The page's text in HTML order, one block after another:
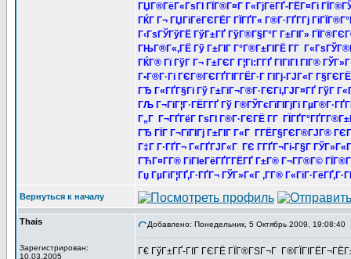
ГЏГ®ГёГ«ГѕГІ ГЇГ®Г¤Г Г«ГјГёГҐ-ГЁГ¤Гі
ГЌГ Г¬ ГЏГіГёГЄГЁГ­ ГЇГҐГ« Г®Г·ГҐГ­Гј
Г‹ГѕГЎГўГЁ ГўГ±ГҐ ГўГ®Г§Г°Г Г±ГІГ»
ГЊГ®Г«,ГЁ Гў Г±ГІГ Г°Г®Г±ГІГЁ Г­Г
ГЌГ® Гї ГўГ Г¬ Г±ГЄГ Г¦Гі:Г­ГҐ ГІГіГІ ГІГ®
Г•Г®Г·Гі ГЄГ®ГЄГҐГІГ­ГЁГ·Г ГІГј-ГЈГ«Г
ГЂ Г«ГҐГ§Гі Гў Г±ГіГ¬Г®Г·ГЄГі,ГЈГ¤ГҐ ГўГ
ГЉ Г¬ГіГ¦Г·ГЁГ­ГҐ Гў Г®ГЎГєГїГІГјГї
Г„Г Г¬ГҐГёГ ГѕГІ Г®Г·ГЄГЁ Г­Г
ГЂ ГЇГ Г¬ГїГІГј Г±ГІГ Г«Г Г­ГЁГ§ГЄГ®ГЈГ®
Г‡Г Г·ГҐГ¬ Г«ГҐГЈГ«Г ГЄ Г­ГҐГ¬Гі-Г§Г
ГЋГ¤Г­Г® ГіГІeГёГҐГ­ГЁГҐ Г±Г® Г¬Г­Г®Г©
Гџ ГµГіГ¦ГҐ,Г·ГҐГ¬ ГЎГ»Г«Г ,Г­Г®
Вернуться к началу
Thais
Зарегистрирован:
10.03.2005
Добавлено: Понедельник, 5 Октябрь 2009, 19:08:40
Г€ ГўГ±ГҐ-ГІГ ГЄГЁ ГЇГ®ГЅГ¬Г